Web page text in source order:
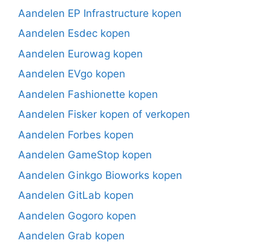
Aandelen EP Infrastructure kopen
Aandelen Esdec kopen
Aandelen Eurowag kopen
Aandelen EVgo kopen
Aandelen Fashionette kopen
Aandelen Fisker kopen of verkopen
Aandelen Forbes kopen
Aandelen GameStop kopen
Aandelen Ginkgo Bioworks kopen
Aandelen GitLab kopen
Aandelen Gogoro kopen
Aandelen Grab kopen